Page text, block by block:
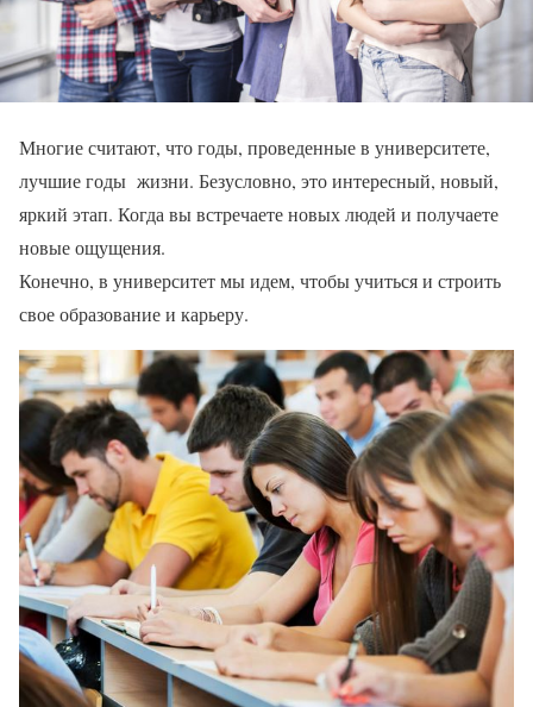
Многие считают, что годы, проведенные в университете,
лучшиегоды жизни. Безусловно, это интересный, новый,
яркий этап. Когда вы встречаете новых людей и получаете
новые ощущения.
Конечно, в университет мы идем, чтобы учиться и строить
свое образование и карьеру.